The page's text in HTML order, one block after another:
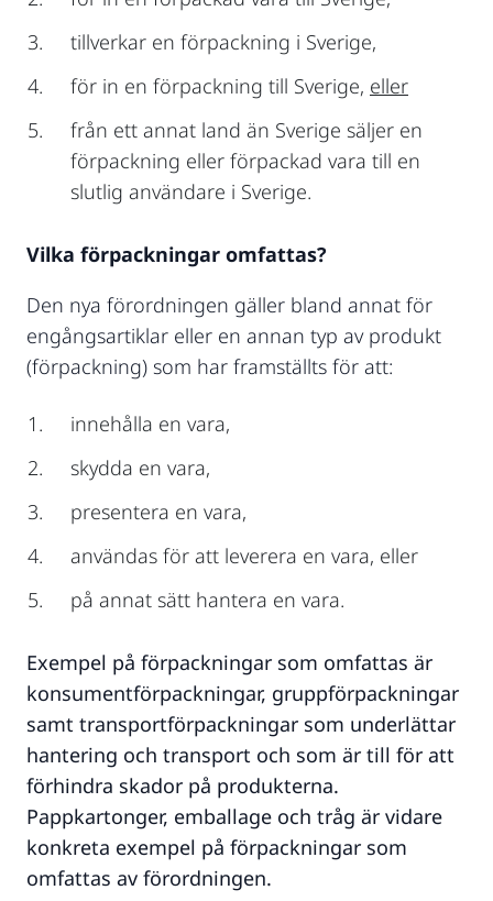
tillverkar en förpackning i Sverige,
för in en förpackning till Sverige, eller
från ett annat land än Sverige säljer en
förpackning eller förpackad vara till en
slutlig användare i Sverige.
Vilka förpackningar omfattas?
Den nya förordningen gäller bland annat för
engångsartiklar eller en annan typ av produkt
(förpackning) som har framställts för att:
innehålla en vara,
skydda en vara,
presentera en vara,
användas för att leverera en vara, eller
på annat sätt hantera en vara.
Exempel på förpackningar som omfattas är
konsumentförpackningar, gruppförpackningar
samt transportförpackningar som underlättar
hantering och transport och som är till för att
förhindra skador på produkterna.
Pappkartonger, emballage och tråg är vidare
konkreta exempel på förpackningar som
omfattas av förordningen.